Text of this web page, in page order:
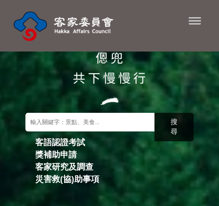
關鍵字搜尋
客語認證考試
獎補助申請
客家研究及調查
災害救(協)助事項
搜
尋